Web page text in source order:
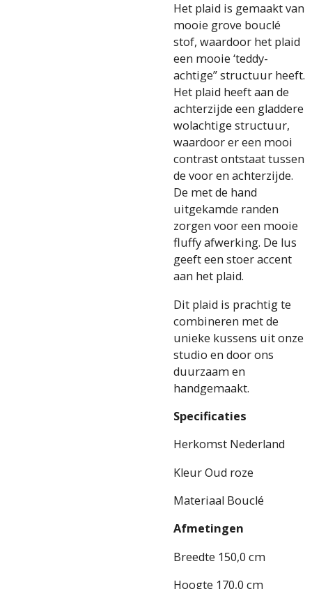
Het plaid is gemaakt van
mooie grove bouclé
stof, waardoor het plaid
een mooie ‘teddy-
achtige” structuur heeft.
Het plaid heeft aan de
achterzijde een gladdere
wolachtige structuur,
waardoor er een mooi
contrast ontstaat tussen
de voor en achterzijde.
De met de hand
uitgekamde randen
zorgen voor een mooie
fluffy afwerking. De lus
geeft een stoer accent
aan het plaid.
Dit plaid is prachtig te
combineren met de
unieke kussens uit onze
studio en door ons
duurzaam en
handgemaakt.
Specificaties
Herkomst Nederland
Kleur Oud roze
Materiaal Bouclé
Afmetingen
Breedte 150,0 cm
Hoogte 170,0 cm